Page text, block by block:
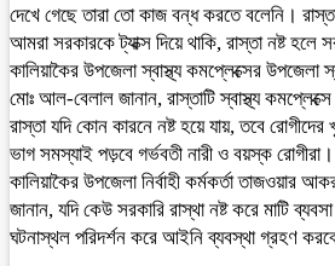
দেখে গেছে তারা তো কাজ বন্ধ করতে বলেনি।
আমরা সরকারকে ট্যাক্স দিয়ে থাকি, রাস্তা নষ্ট হলে
কালিয়াকৈর উপজেলা স্বাস্থ্য কমপ্লেক্সের উপজেলা
মোঃ আল-বেলাল জানান, রাস্তাটি স্বাস্থ্য
রাস্তা যদি কোন কারনে নষ্ট হয়ে যায়, তবে
ভাগ সমস্যাই পড়বে গর্ভবতী নারী ও বয়স্ক রোগীরা।
কালিয়াকৈর উপজেলা নির্বাহী কর্মকর্তা তাজওয়ার
জানান, যদি কেউ সরকারি রাস্থা নষ্ট করে মাটি
ঘটনাস্থল পরিদর্শন করে আইনি ব্যবস্থা গ্রহণ